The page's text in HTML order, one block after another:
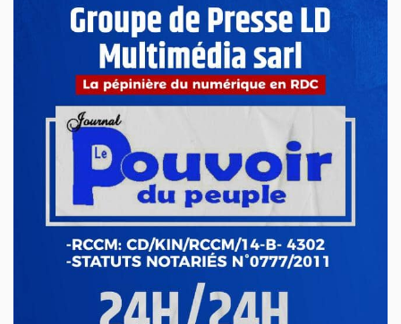
Aoû 08, 2025
REVUE DE PRESSE DU MERCREDI 06 AOÛT 2025
Félix Tshisekedi nomme à l'ANR, à la CNSS
et à la Cour constitutionnelle. A la cour constitutionnelle,
nous fait savoir ...
Aoû 06, 2025